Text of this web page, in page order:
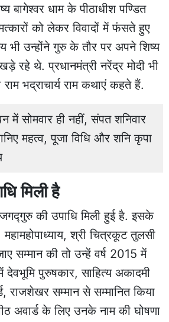
बागेश्वर धाम के पीठाधीश पण्डित
को लेकर विवादों में फंसते हुए
उन्होंने गुरु के तौर पर अपने शिष्य
रहे थे. प्रधानमंत्री नरेंद्र मोदी भी
भद्राचार्य राम कथाएं कहते हैं.
में सोमवार ही नहीं, संपत शनिवार
महत्व, पूजा विधि और शनि कृपा
मिली है
जगद्गुरु की उपाधि मिली हुई है. इसके
महामहोपाध्याय, श्री चित्रकूट तुलसी
सम्मान की तो उन्हें वर्ष 2015 में
पुरुषकार, साहित्य अकादमी
राजशेखर सम्मान से सम्मानित किया
अवार्ड के लिए उनके नाम की घोषणा